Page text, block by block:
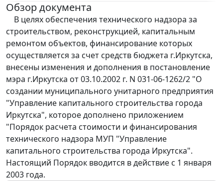
Обзор документа
В целях обеспечения технического надзора за
строительством, реконструкцией, капитальным
ремонтом объектов, финансирование которых
осуществляется за счет средств бюджета г.Иркутска,
внесены изменения и дополнения в постановление
мэра г.Иркутска от 03.10.2002 г. N 031-06-1262/2 "О
создании муниципального унитарного предприятия
"Управление капитального строительства города
Иркутска", которое дополнено приложением
"Порядок расчета стоимости и финансирования
технического надзора МУП "Управление
капитального строительства города Иркутска".
Настоящий Порядок вводится в действие с 1 января
2003 года.